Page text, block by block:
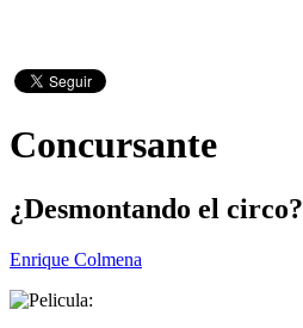
Concursante
¿Desmontando el circo?
Enrique Colmena